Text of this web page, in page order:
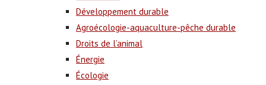
Développement durable
Agroécologie-aquaculture-pêche durable
Droits de l’animal
Énergie
Écologie